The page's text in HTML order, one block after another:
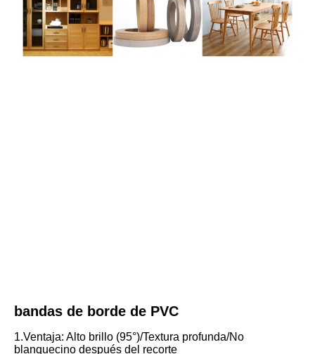
bandas de borde de PVC
1.Ventaja: Alto brillo (95°)/Textura profunda/No
blanquecino después del recorte